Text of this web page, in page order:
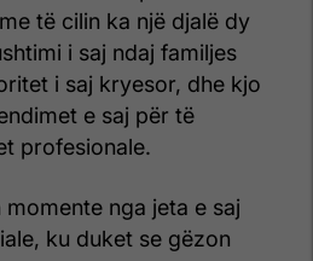
të cilin ka një djalë dy
i saj ndaj familjes
i saj kryesor, dhe kjo
e saj për të
profesionale.
nga jeta e saj
ku duket se gëzon